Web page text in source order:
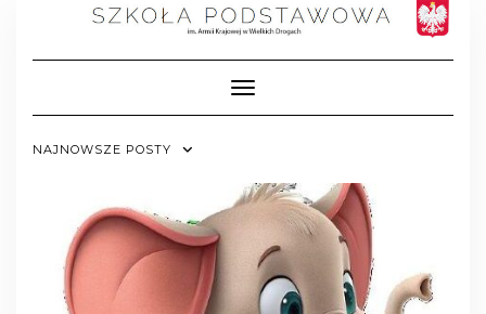
Toggle Navigation
NAJNOWSZE POSTY